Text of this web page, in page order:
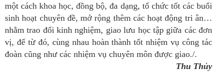
một cách khoa học, đồng bộ, đa dạng, tổ chức tốt các buổi
sinh hoạt chuyên đề, mở rộng thêm các hoạt động tri ân…
nhằm trao đổi kinh nghiệm, giao lưu học tập giữa các đơn
vị, để từ đó, cùng nhau hoàn thành tốt nhiệm vụ công tác
đoàn cũng như các nhiệm vụ chuyên môn được giao./.
Thu Thủy